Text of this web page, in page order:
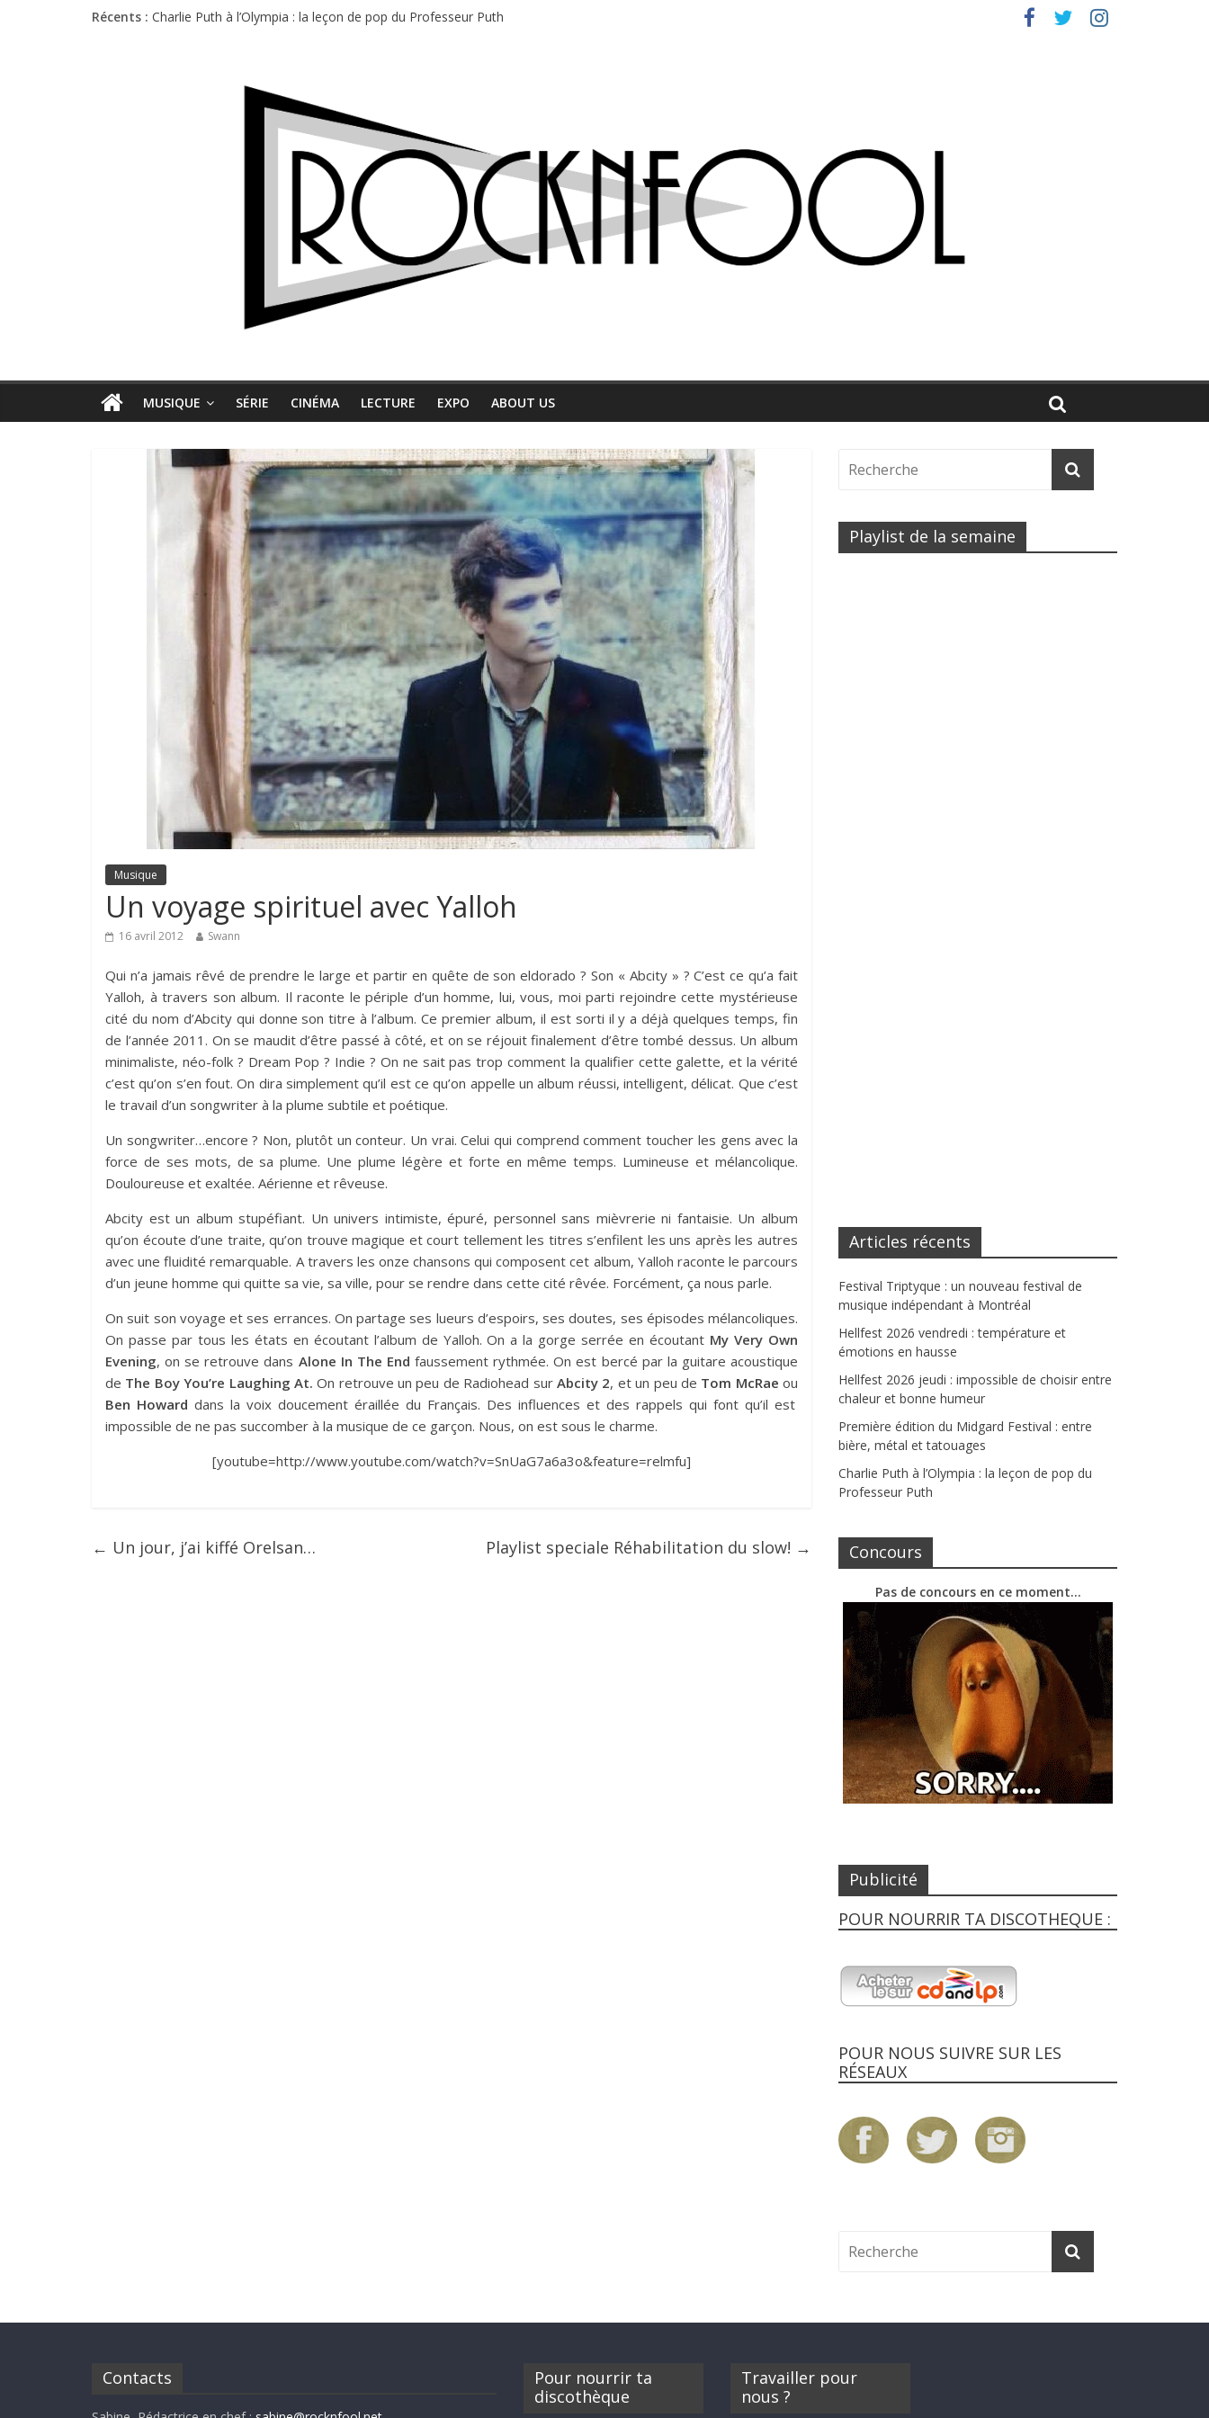
Récents : Charlie Puth à l’Olympia : la leçon de pop du Professeur Puth
Première édition du Midgard Festival : entre bière, métal et tatouages
MUSIQUE SÉRIE CINÉMA LECTURE EXPO ABOUT US
Musique
Un voyage spirituel avec Yalloh
16 avril 2012 Swann
Qui n’a jamais rêvé de prendre le large et partir en quête de son eldorado ? Son « Abcity » ? C’est ce qu’a fait
Yalloh, à travers son album. Il raconte le périple d’un homme, lui, vous, moi parti rejoindre cette mystérieuse
cité du nom d’Abcity qui donne son titre à l’album. Ce premier album, il est sorti il y a déjà quelques temps, fin
de l’année 2011. On se maudit d’être passé à côté, et on se réjouit finalement d’être tombé dessus. Un album
minimaliste, néo-folk ? Dream Pop ? Indie ? On ne sait pas trop comment la qualifier cette galette, et la vérité
c’est qu’on s’en fout. On dira simplement qu’il est ce qu’on appelle un album réussi, intelligent, délicat. Que c’est
le travail d’un songwriter à la plume subtile et poétique.
Un songwriter…encore ? Non, plutôt un conteur. Un vrai. Celui qui comprend comment toucher les gens avec la
force de ses mots, de sa plume. Une plume légère et forte en même temps. Lumineuse et mélancolique.
Douloureuse et exaltée. Aérienne et rêveuse.
Abcity est un album stupéfiant. Un univers intimiste, épuré, personnel sans mièvrerie ni fantaisie. Un album
qu’on écoute d’une traite, qu’on trouve magique et court tellement les titres s’enfilent les uns après les autres
avec une fluidité remarquable. A travers les onze chansons qui composent cet album, Yalloh raconte le parcours
d’un jeune homme qui quitte sa vie, sa ville, pour se rendre dans cette cité rêvée. Forcément, ça nous parle.
On suit son voyage et ses errances. On partage ses lueurs d’espoirs, ses doutes, ses épisodes mélancoliques.
On passe par tous les états en écoutant l’album de Yalloh. On a la gorge serrée en écoutant My Very Own
Evening, on se retrouve dans Alone In The End faussement rythmée. On est bercé par la guitare acoustique
de The Boy You’re Laughing At. On retrouve un peu de Radiohead surAbcity 2, et un peu de Tom McRae ou
Ben Howard dans la voix doucement éraillée du Français. Des influences et des rappels qui font qu’il est
impossible de ne pas succomber à la musique de ce garçon. Nous, on est sous le charme.
[youtube=http://www.youtube.com/watch?v=SnUaG7a6a3o&feature=relmfu]
← Un jour, j’ai kiffé Orelsan… Playlist speciale Réhabilitation du slow! →
Playlist de la semaine
Articles récents
Festival Triptyque : un nouveau festival de
musique indépendant à Montréal
Hellfest 2026 vendredi : température et
émotions en hausse
Hellfest 2026 jeudi : impossible de choisir entre
chaleur et bonne humeur
Première édition du Midgard Festival : entre
bière, métal et tatouages
Charlie Puth à l’Olympia : la leçon de pop du
Professeur Puth
Concours
Pas de concours en ce moment…
Publicité
POUR NOURRIR TA DISCOTHEQUE :
POUR NOUS SUIVRE SUR LES
RÉSEAUX
Contacts
Pour nourrir ta
discothèque
Travailler pour
nous ?